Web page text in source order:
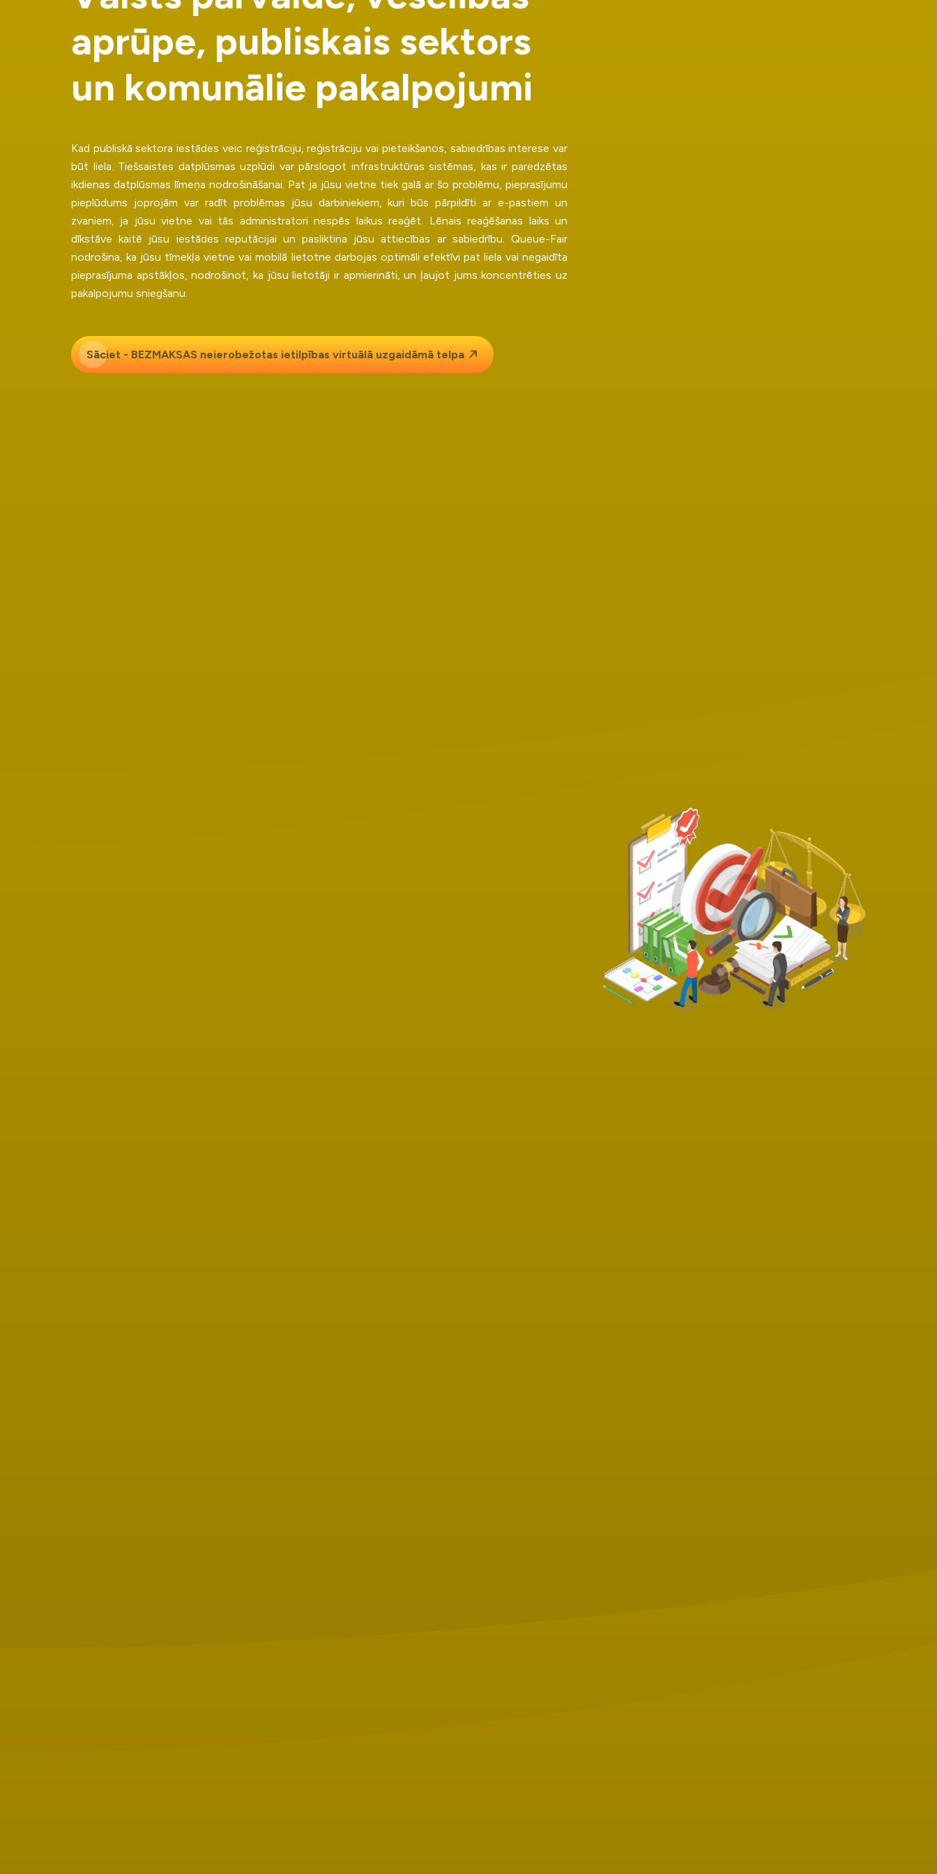
aprūpe, publiskais sektors
un komunālie pakalpojumi
Kad publiskā sektora iestādes veic reģistrāciju, reģistrāciju vai pieteikšanos, sabiedrības interese var
būt liela. Tiešsaistes datplūsmas uzplūdi var pārslogot infrastruktūras sistēmas, kas ir paredzētas
ikdienas datplūsmas līmeņa nodrošināšanai. Pat ja jūsu vietne tiek galā ar šo problēmu, pieprasījumu
pieplūdums joprojām var radīt problēmas jūsu darbiniekiem, kuri būs pārpildīti ar e-pastiem un
zvaniem, ja jūsu vietne vai tās administratori nespēs laikus reaģēt. Lēnais reaģēšanas laiks un
dīkstāve kaitē jūsu iestādes reputācijai un pasliktina jūsu attiecības ar sabiedrību. Queue-Fair
nodrošina, ka jūsu tīmekļa vietne vai mobilā lietotne darbojas optimāli efektīvi pat liela vai negaidīta
pieprasījuma apstākļos, nodrošinot, ka jūsu lietotāji ir apmierināti, un ļaujot jums koncentrēties uz
pakalpojumu sniegšanu.
Sāciet - BEZMAKSAS neierobežotas ietilpības virtuālā uzgaidāmā telpa